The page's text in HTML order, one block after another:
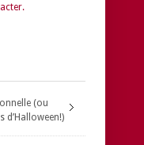
(ou
d’Halloween!)